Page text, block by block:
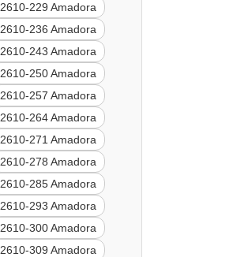
2610-229 Amadora
2610-236 Amadora
2610-243 Amadora
2610-250 Amadora
2610-257 Amadora
2610-264 Amadora
2610-271 Amadora
2610-278 Amadora
2610-285 Amadora
2610-293 Amadora
2610-300 Amadora
2610-309 Amadora